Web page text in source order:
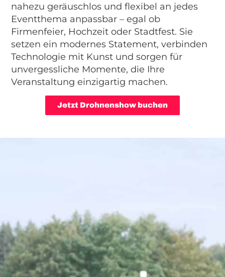
nahezu geräuschlos und flexibel an jedes
Eventthema anpassbar – egal ob
Firmenfeier, Hochzeit oder Stadtfest. Sie
setzen ein modernes Statement, verbinden
Technologie mit Kunst und sorgen für
unvergessliche Momente, die Ihre
Veranstaltung einzigartig machen.
Jetzt Drohnenshow buchen